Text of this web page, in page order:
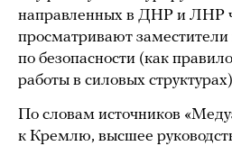
направленных в ДНР и ЛНР
просматривают заместители
по безопасности (как
работы в силовых
По словам источников
к Кремлю, высшее